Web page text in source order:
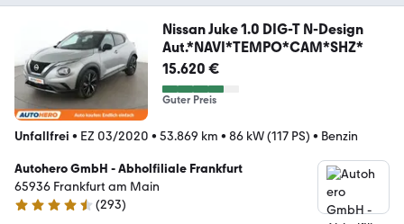
Nissan Juke 1.0 DIG-T N-Design
Aut.*NAVI*TEMPO*CAM*SHZ*
15.620 €
Guter Preis
Unfallfrei • EZ 03/2020 • 53.869 km • 86 kW (117 PS) • Benzin
Autohero GmbH - Abholfiliale Frankfurt
65936 Frankfurt am Main
4.6 Sterne
(293)